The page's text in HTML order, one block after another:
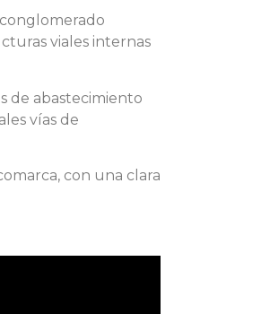
viales internas
de abastecimiento
vías de
con una clara